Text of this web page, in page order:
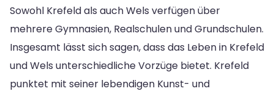
Sowohl Krefeld als auch Wels verfügen über
mehrere Gymnasien, Realschulen und Grundschulen.
Insgesamt lässt sich sagen, dass das Leben in Krefeld
und Wels unterschiedliche Vorzüge bietet. Krefeld
punktet mit seiner lebendigen Kunst- und